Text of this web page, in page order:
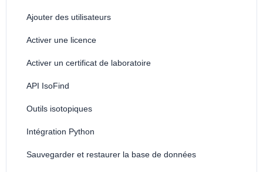
Ajouter des utilisateurs
Activer une licence
Activer un certificat de laboratoire
API IsoFind
Outils isotopiques
Intégration Python
Sauvegarder et restaurer la base de données